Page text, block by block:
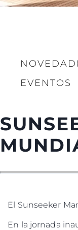
EVENTOS
El Sunseeker
En la jornada